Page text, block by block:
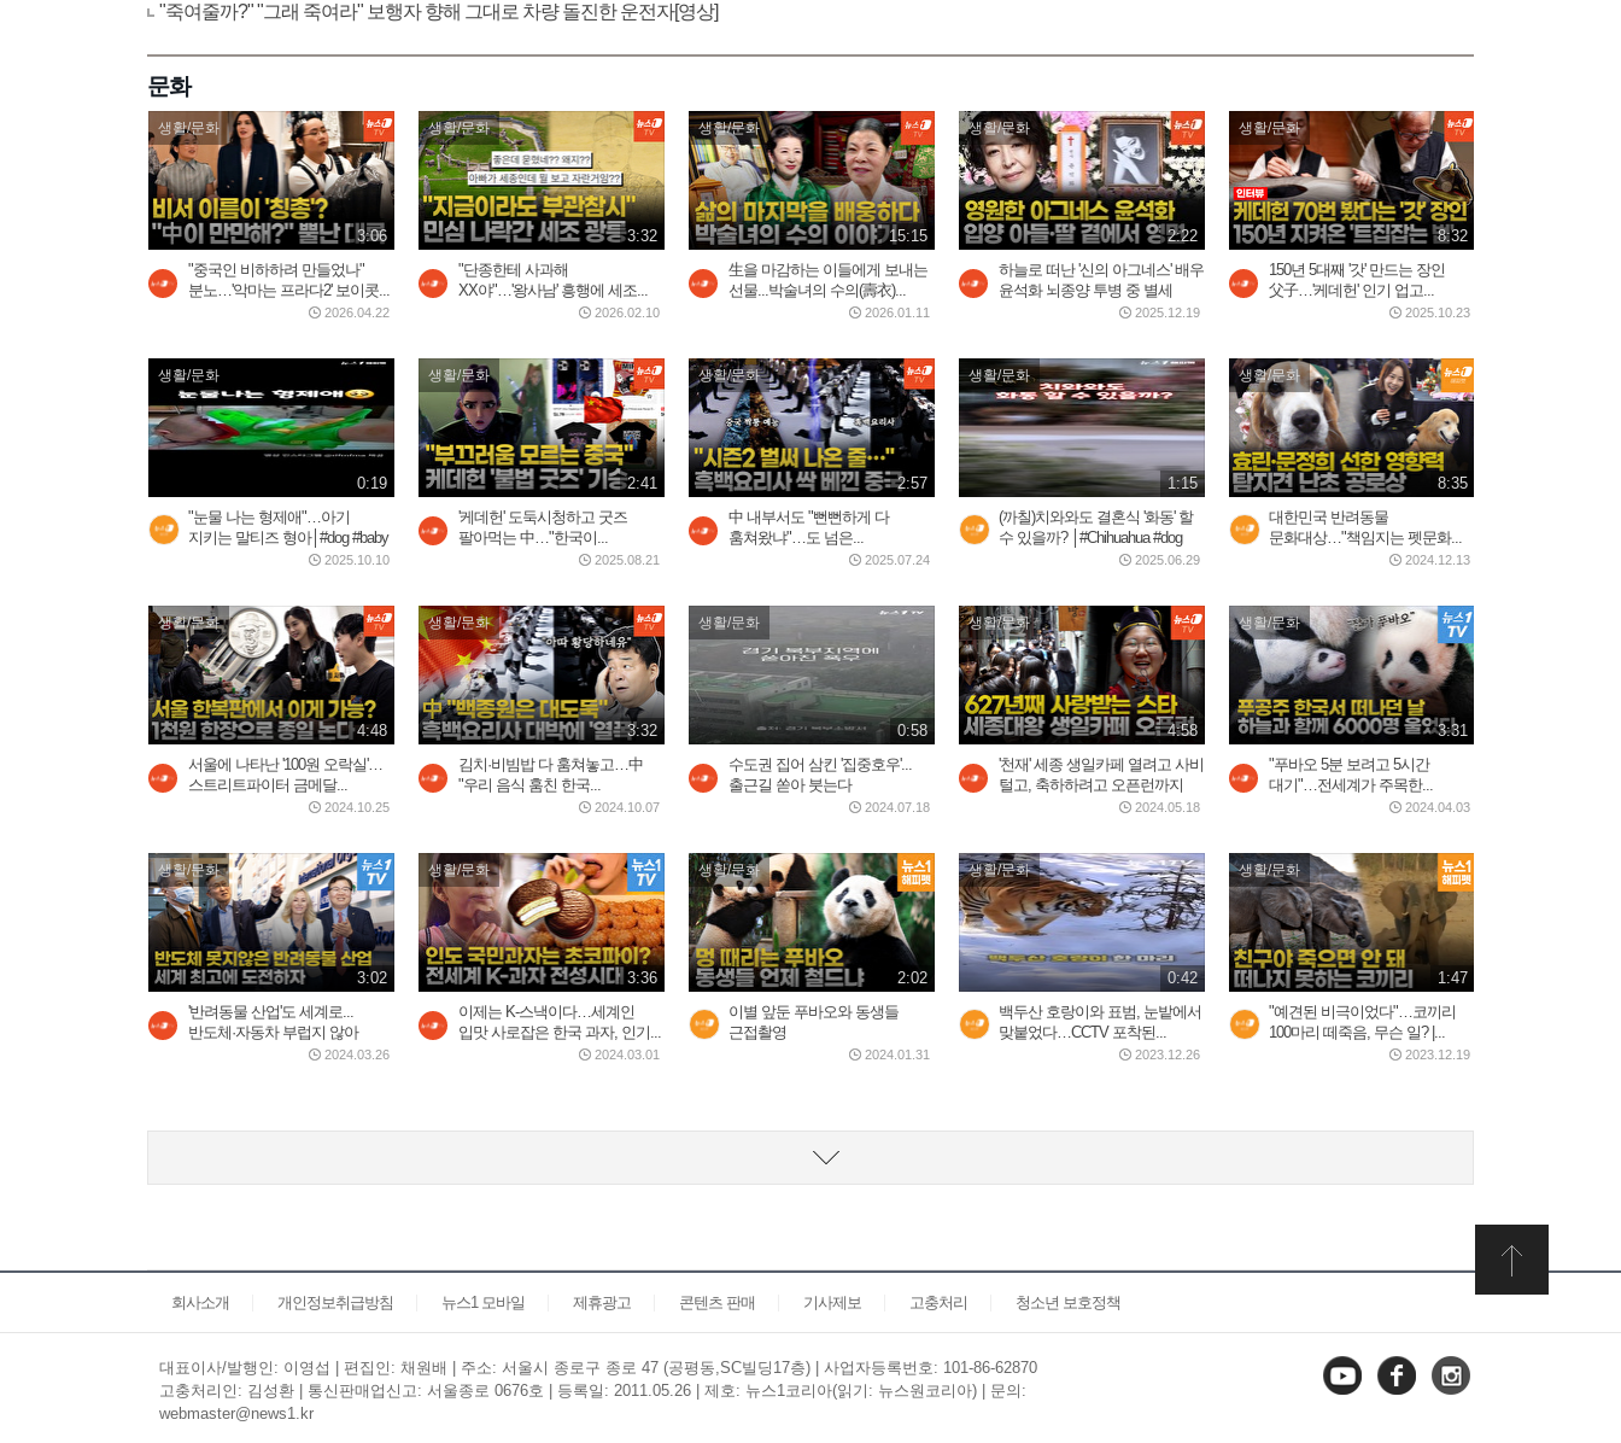
"죽여줄까?" "그래 죽여라" 보행자 향해 그대로 차량 돌진한 운전자[영상]
문화
생활/문화
3:06
"중국인 비하하려 만들었나"
분노…'악마는 프라다2' 보이콧...
2026.04.22
생활/문화
3:32
"단종한테 사과해
XX야"…'왕사남' 흥행에 세조...
2026.02.10
생활/문화
15:15
生을 마감하는 이들에게 보내는
선물...박술녀의 수의(壽衣)...
2026.01.11
생활/문화
2:22
하늘로 떠난 '신의 아그네스' 배우
윤석화 뇌종양 투병 중 별세
2025.12.19
생활/문화
8:32
150년 5대째 '갓' 만드는 장인
父子…'케데헌' 인기 업고...
2025.10.23
생활/문화
0:19
"눈물 나는 형제애"…아기
지키는 말티즈 형아│#dog #baby
2025.10.10
생활/문화
2:41
'케데헌' 도둑시청하고 굿즈
팔아먹는 中…"한국이...
2025.08.21
생활/문화
2:57
中 내부서도 "뻔뻔하게 다
훔쳐왔냐"…도 넘은...
2025.07.24
생활/문화
1:15
(까칠)치와와도 결혼식 '화동' 할
수 있을까? │#Chihuahua #dog
2025.06.29
생활/문화
8:35
대한민국 반려동물
문화대상…"책임지는 펫문화...
2024.12.13
생활/문화
4:48
서울에 나타난 '100원 오락실'…
스트리트파이터 금메달...
2024.10.25
생활/문화
3:32
김치·비빔밥 다 훔쳐놓고…中
"우리 음식 훔친 한국...
2024.10.07
생활/문화
0:58
수도권 집어 삼킨 '집중호우'...
출근길 쏟아 붓는다
2024.07.18
생활/문화
4:58
'천재' 세종 생일카페 열려고 사비
털고, 축하하려고 오픈런까지
2024.05.18
생활/문화
3:31
"푸바오 5분 보려고 5시간
대기"…전세계가 주목한...
2024.04.03
생활/문화
3:02
'반려동물 산업'도 세계로...
반도체·자동차 부럽지 않아
2024.03.26
생활/문화
3:36
이제는 K-스낵이다…세계인
입맛 사로잡은 한국 과자, 인기...
2024.03.01
생활/문화
2:02
이별 앞둔 푸바오와 동생들
근접촬영
2024.01.31
생활/문화
0:42
백두산 호랑이와 표범, 눈밭에서
맞붙었다…CCTV 포착된...
2023.12.26
생활/문화
1:47
"예견된 비극이었다"…코끼리
100마리 떼죽음, 무슨 일? |...
2023.12.19
회사소개 개인정보취급방침 뉴스1 모바일 제휴광고 콘텐츠 판매 기사제보 고충처리 청소년 보호정책
대표이사/발행인: 이영섭 | 편집인: 채원배 | 주소: 서울시 종로구 종로 47 (공평동,SC빌딩17층) | 사업자등록번호: 101-86-62870
고충처리인: 김성환 | 통신판매업신고: 서울종로 0676호 | 등록일: 2011.05.26 | 제호: 뉴스1코리아(읽기: 뉴스원코리아) | 문의:
webmaster@news1.kr